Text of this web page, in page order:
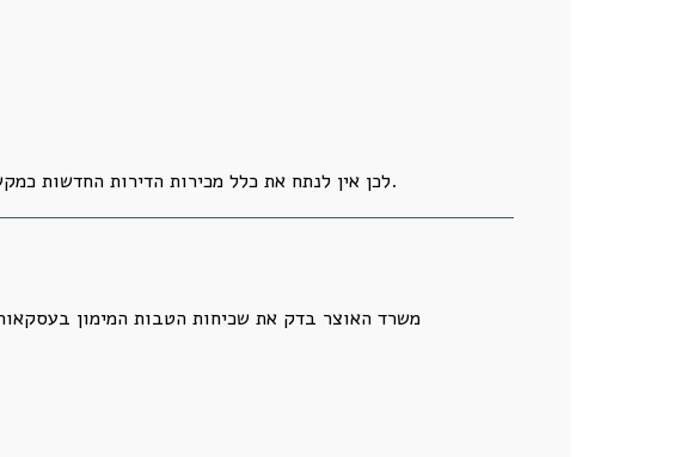
לכן אין לנתח את כלל מכירות הדירות החדשות כמקשה אחת. חלק מהן הן תוצאה של מדיניות ממשלתית, לא של ביקוש חופשי במחיר השוק המבוקש.